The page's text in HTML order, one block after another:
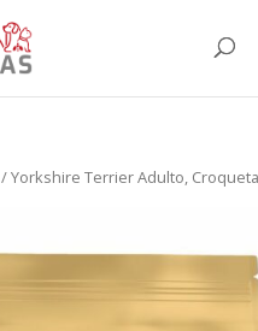
/ Yorkshire Terrier Adulto,